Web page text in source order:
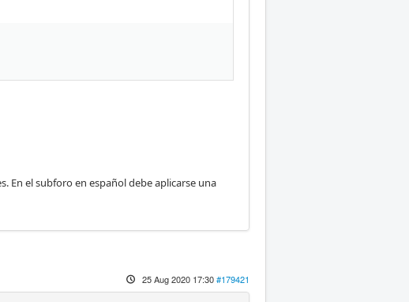
En el subforo en español debe aplicarse una
25 Aug 2020 17:30#179421